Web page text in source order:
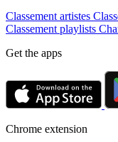
Classement artistes
Classement playlists
Get the apps
Chrome extension